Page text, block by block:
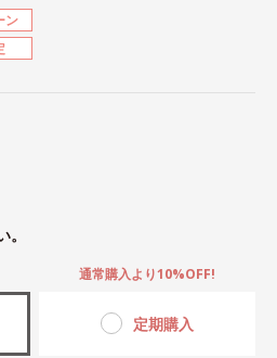
ン
定期購入
通常購入より10%OFF!